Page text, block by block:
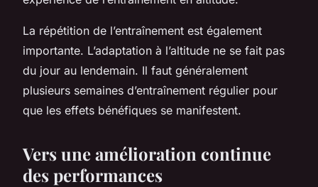
La répétition de l’entraînement est également
importante. L’adaptation à l’altitude ne se fait pas
du jour au lendemain. Il faut généralement
plusieurs semaines d’entraînement régulier pour
que les effets bénéfiques se manifestent.
Vers une amélioration continue
des performances